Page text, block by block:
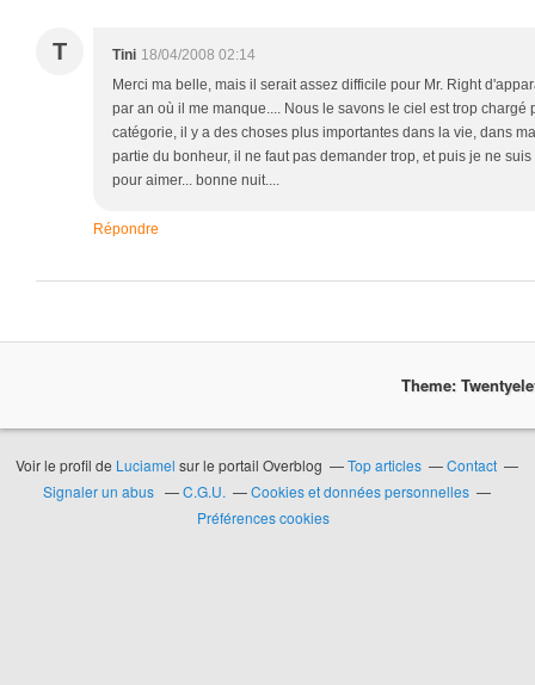
T Tini 18/04/2008 02:14
Merci ma belle, mais il serait assez difficile pour Mr. Right
par an où il me manque.... Nous le savons le ciel est trop chargé
catégorie, il y a des choses plus importantes dans la vie, dans
partie du bonheur, il ne faut pas demander trop, et puis je ne
pour aimer... bonne nuit....
Répondre
Theme:
Voir le profil de Luciamel sur le portail Overblog Top articles
Contact
Signaler un abus
C.G.U.
Cookies et données personnelles
Préférences cookies